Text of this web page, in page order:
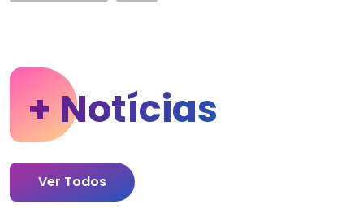
+ Notícias
Ver Todos